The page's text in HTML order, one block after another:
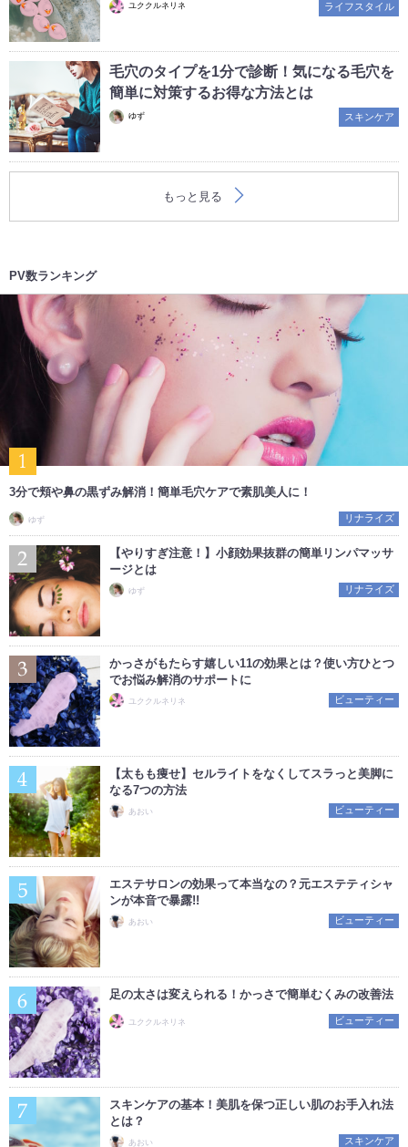
ユククルネリネ ライフスタイル
毛穴のタイプを1分で診断！気になる毛穴を
簡単に対策するお得な方法とは
ゆず スキンケア
もっと見る
PV数ランキング
3分で頬や鼻の黒ずみ解消！簡単毛穴ケアで素肌美人に！
ゆず リナライズ
【やりすぎ注意！】小顔効果抜群の簡単リンパマッサ
ージとは
ゆず リナライズ
かっさがもたらす嬉しい11の効果とは？使い方ひとつ
でお悩み解消のサポートに
ユククルネリネ ビューティー
【太もも痩せ】セルライトをなくしてスラっと美脚に
なる7つの方法
あおい ビューティー
エステサロンの効果って本当なの？元エステティシャ
ンが本音で暴露!!
あおい ビューティー
足の太さは変えられる！かっさで簡単むくみの改善法
ユククルネリネ ビューティー
スキンケアの基本！美肌を保つ正しい肌のお手入れ法
とは？
あおい スキンケア